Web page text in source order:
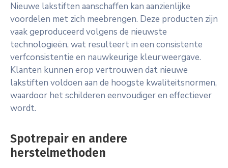
Nieuwe lakstiften aanschaffen kan aanzienlijke
voordelen met zich meebrengen. Deze producten zijn
vaak geproduceerd volgens de nieuwste
technologieën, wat resulteert in een consistente
verfconsistentie en nauwkeurige kleurweergave.
Klanten kunnen erop vertrouwen dat nieuwe
lakstiften voldoen aan de hoogste kwaliteitsnormen,
waardoor het schilderen eenvoudiger en effectiever
wordt.
Spotrepair en andere
herstelmethoden